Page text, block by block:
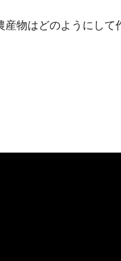
物はどのようにして